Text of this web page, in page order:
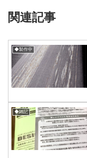
関連記事
◆製作中
◆雑記